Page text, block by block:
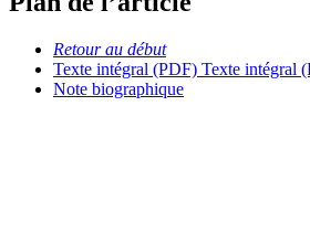
Retour au début
Texte intégral (PDF) Texte intégral
Note biographique